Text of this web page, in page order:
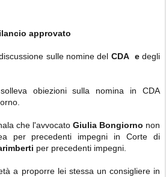
approvato
sulle nomine del CDA edegli
obiezioni sulla nomina in CDA
che l'avvocato Giulia Bongiorno non
per precedenti impegni in Corte di
per precedenti impegni.
a proporre lei stessa un consigliere in